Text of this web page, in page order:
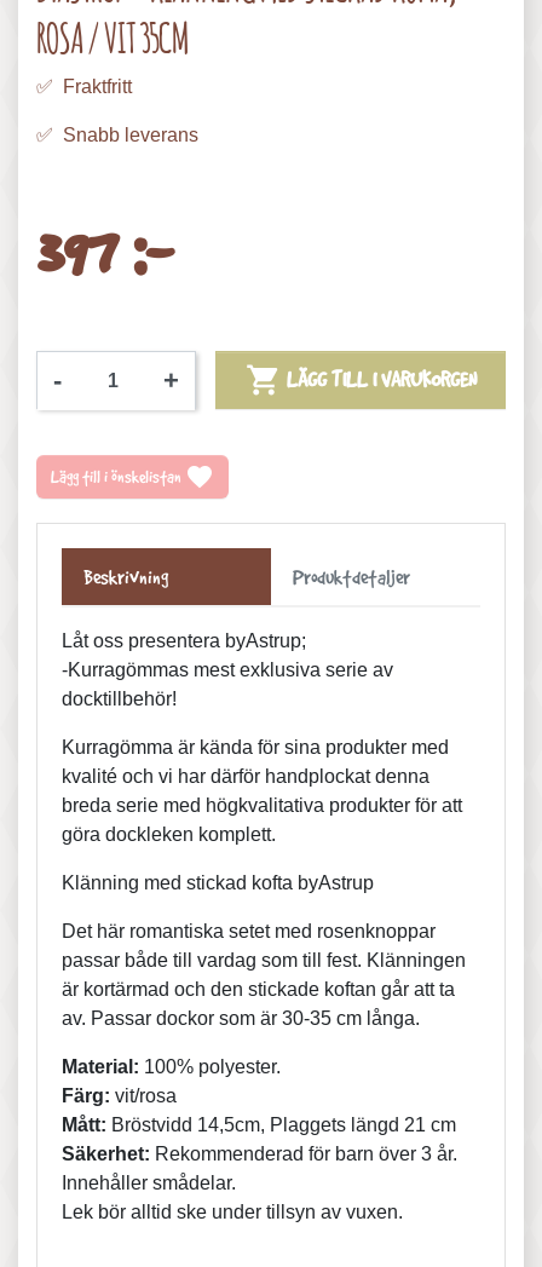
ROSA / VIT 35CM
✅ Fraktfritt
✅ Snabb leverans
397 :-
- +  LÄGG TILL I VARUKORGEN
Lägg till i önskelistan favorite
Beskrivning Produktdetaljer
Låt oss presentera byAstrup;
-Kurragömmas mest exklusiva serie av
docktillbehör!
Kurragömma är kända för sina produkter med
kvalité och vi har därför handplockat denna
breda serie med högkvalitativa produkter för att
göra dockleken komplett.
Klänning med stickad kofta byAstrup
Det här romantiska setet med rosenknoppar
passar både till vardag som till fest. Klänningen
är kortärmad och den stickade koftan går att ta
av. Passar dockor som är 30-35 cm långa.
Material: 100% polyester.
Färg: vit/rosa
Mått: Bröstvidd 14,5cm, Plaggets längd 21 cm
Säkerhet: Rekommenderad för barn över 3 år.
Innehåller smådelar.
Lek bör alltid ske under tillsyn av vuxen.